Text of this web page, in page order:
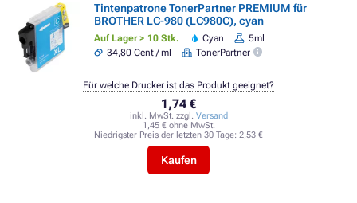
Tintenpatrone TonerPartner PREMIUM für
BROTHER LC-980 (LC980C), cyan
Auf Lager > 10 Stk. Cyan
5ml
34,80 Cent / ml
TonerPartner
1,74 €
inkl. MwSt. zzgl. Versand
1,45 € ohne MwSt.
Niedrigster Preis der letzten 30 Tage: 2,53 €
Kaufen
Für welche Drucker ist das Produkt geeignet?